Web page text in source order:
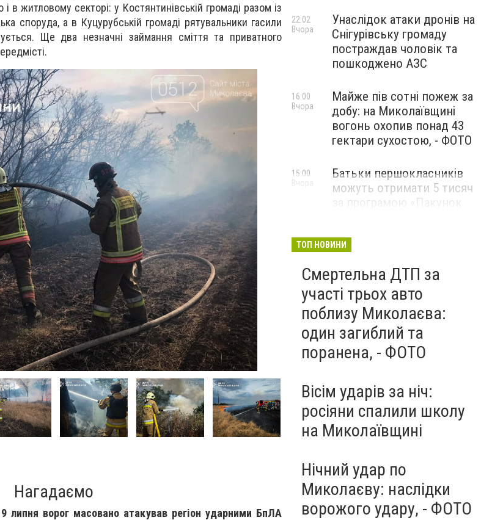
в житловому секторі: у Костянтинівській громаді разом із
споруда, а в Куцурубській громаді рятувальники гасили
Ще два незначні займання сміття та приватного
Нагадаємо
липня ворог масовано атакував регіон ударними БпЛА
Унаслідок атаки дронів на
Снігурівську громаду
постраждав чоловік та
пошкоджено АЗС
22:02
Вчора
Майже пів сотні пожеж за
добу: на Миколаївщині
вогонь охопив понад 43
гектари сухостою, - ФОТО
16:00
Вчора
Батьки першокласників
можуть отримати 5 тисяч
за програмою «Пакунок
15:00
Вчора
ТОП НОВИНИ
Смертельна ДТП за
участі трьох авто
поблизу Миколаєва:
один загиблий та
поранена, - ФОТО
Вісім ударів за ніч:
росіяни спалили школу
на Миколаївщині
Нічний удар по
Миколаєву: наслідки
ворожого удару, - ФОТО